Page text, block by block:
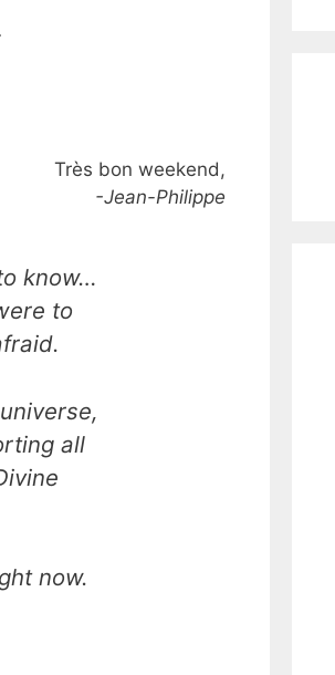
Très bon weekend,
-Jean-Philippe
know…
to
all
now.